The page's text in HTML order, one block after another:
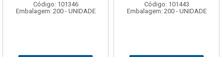
Código: 101346
Embalagem: 200 - UNIDADE
Código: 101443
Embalagem: 200 - UNIDADE